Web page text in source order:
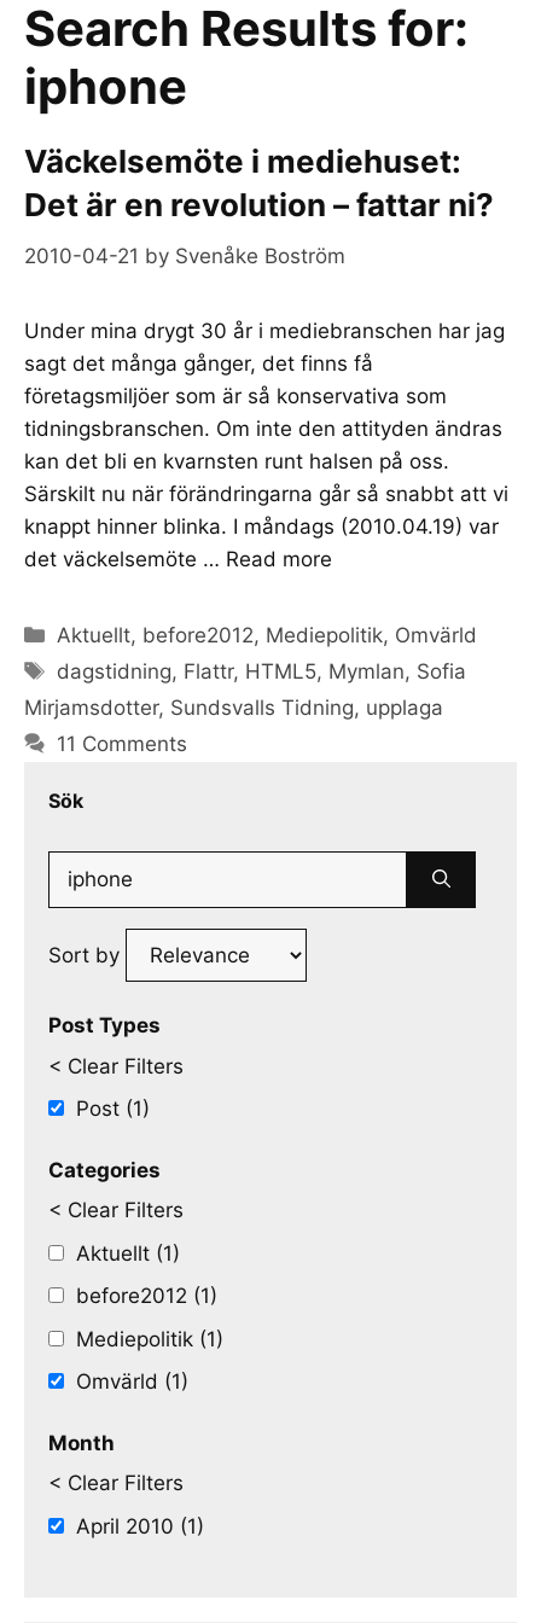
Search Results for:
iphone
Väckelsemöte i mediehuset:
Det är en revolution – fattar ni?
2010-04-21 by Svenåke Boström
Under mina drygt 30 år i mediebranschen har jag
sagt det många gånger, det finns få
företagsmiljöer som är så konservativa som
tidningsbranschen. Om inte den attityden ändras
kan det bli en kvarnsten runt halsen på oss.
Särskilt nu när förändringarna går så snabbt att vi
knappt hinner blinka. I måndags (2010.04.19) var
det väckelsemöte … Read more
Categories
Aktuellt, before2012, Mediepolitik, Omvärld
Tags
dagstidning, Flattr, HTML5, Mymlan, Sofia
Mirjamsdotter, Sundsvalls Tidning, upplaga
11 Comments
Sök
Search
for:
Sort by
Post Types
< Clear Filters
Post (1)
Categories
< Clear Filters
Aktuellt (1)
before2012 (1)
Mediepolitik (1)
Omvärld (1)
Month
< Clear Filters
April 2010 (1)